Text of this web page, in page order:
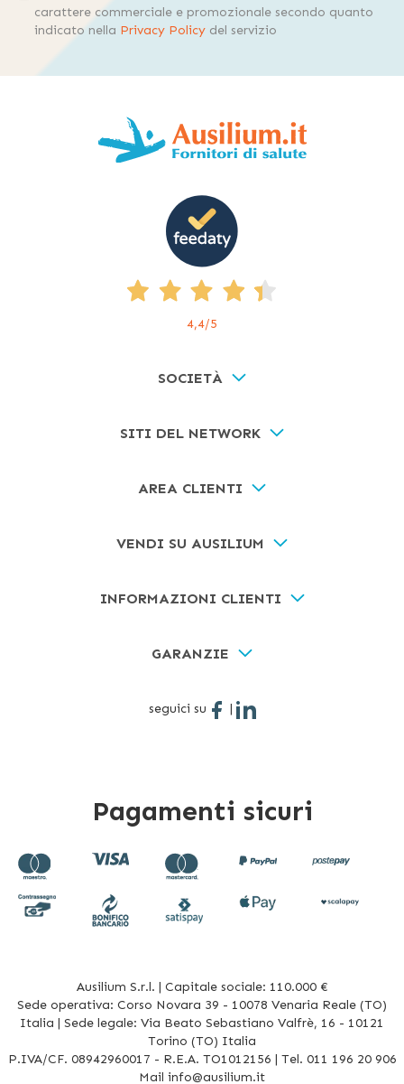
carattere commerciale e promozionale secondo quanto
indicato nella Privacy Policy del servizio
4,4/5
SOCIETÀ
SITI DEL NETWORK
AREA CLIENTI
VENDI SU AUSILIUM
INFORMAZIONI CLIENTI
GARANZIE
seguici su |
Pagamenti sicuri
Ausilium S.r.l. | Capitale sociale: 110.000 €
Sede operativa: Corso Novara 39 - 10078 Venaria Reale (TO)
Italia | Sede legale: Via Beato Sebastiano Valfrè, 16 - 10121
Torino (TO) Italia
P.IVA/CF. 08942960017 - R.E.A. TO1012156 | Tel. 011 196 20 906
Mail info@ausilium.it